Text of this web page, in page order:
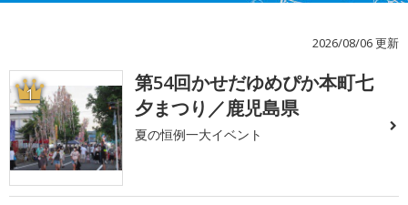
2026/08/06 更新
1
第54回かせだゆめぴか本町七
夕まつり／鹿児島県
夏の恒例一大イベント